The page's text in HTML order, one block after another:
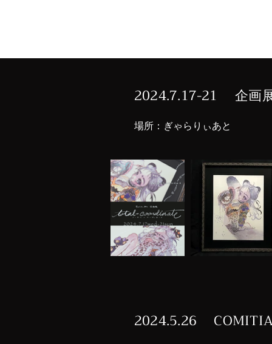
2024.7.17-21 企画
​場所：ぎゃらりぃあと
2024.5.26